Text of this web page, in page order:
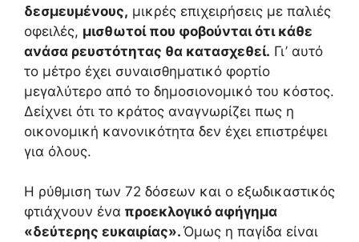
δεσμευμένους, μικρές επιχειρήσεις με παλιές
οφειλές, μισθωτοί που φοβούνται ότι κάθε
ανάσα ρευστότητας θα κατασχεθεί. Γι’ αυτό
το μέτρο έχει συναισθηματικό φορτίο
μεγαλύτερο από το δημοσιονομικό του κόστος.
Δείχνει ότι το κράτος αναγνωρίζει πως η
οικονομική κανονικότητα δεν έχει επιστρέψει
για όλους.
Η ρύθμιση των 72 δόσεων και ο εξωδικαστικός
φτιάχνουν ένα προεκλογικό αφήγημα
«δεύτερης ευκαιρίας». Όμως η παγίδα είναι